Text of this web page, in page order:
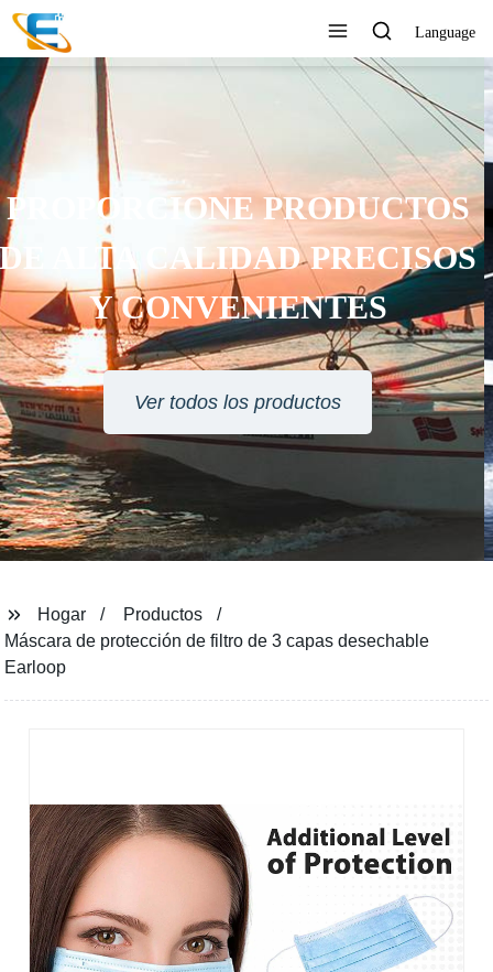
Language
SERVICIO AL CLIENTE 24
HORAS EN LÍNEA
Ver todos los productos
Hogar
Productos
Máscara de protección de filtro de 3 capas desechable
Earloop